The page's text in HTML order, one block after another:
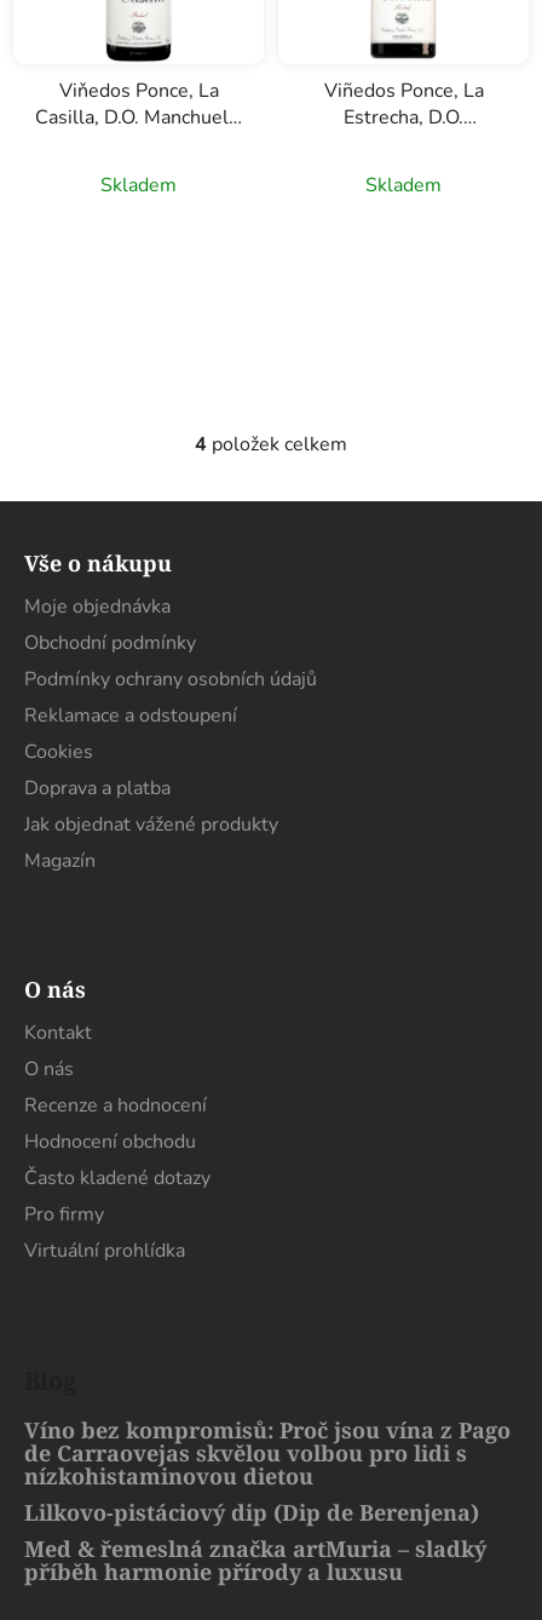
Viňedos Ponce, La
Casilla, D.O. Manchuela,
Skladem
Viñedos Ponce, La
Estrecha, D.O.
víno, 0,75l
Skladem
O
l
p
r
ý
4 položek celkem
Z
Vše o nákupu
Moje objednávka
Obchodní podmínky
Podmínky ochrany osobních údajů
Reklamace a odstoupení
Cookies
Doprava a platba
Jak objednat vážené produkty
Magazín
O nás
Kontakt
O nás
Recenze a hodnocení
Hodnocení obchodu
Často kladené dotazy
Pro firmy
Virtuální prohlídka
Víno bez kompromisů: Proč jsou vína z Pago
de Carraovejas skvělou volbou pro lidi s
nízkohistaminovou dietou
Lilkovo-pistáciový dip (Dip de Berenjena)
Med & řemeslná značka artMuria – sladký
příběh harmonie přírody a luxusu